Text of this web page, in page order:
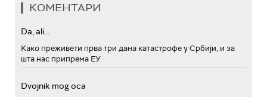
КОМЕНТАРИ
Da, ali...
Како преживети прва три дана катастрофе у Србији, и за
шта нас припрема ЕУ
Dvojnik mog oca